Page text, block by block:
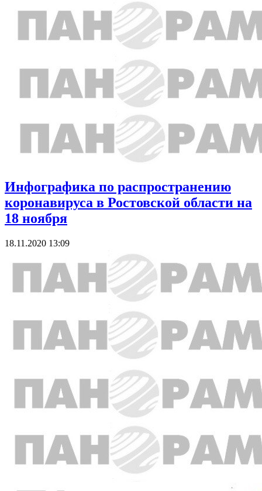
Инфографика по распространению
коронавируса в Ростовской области на
18 ноября
18.11.2020 13:09